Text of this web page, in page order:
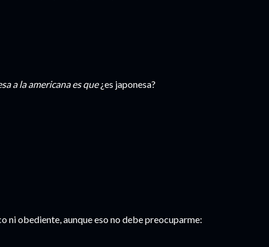
a la americana es que¿es japonesa?
ni obediente, aunque eso no debe preocuparme: